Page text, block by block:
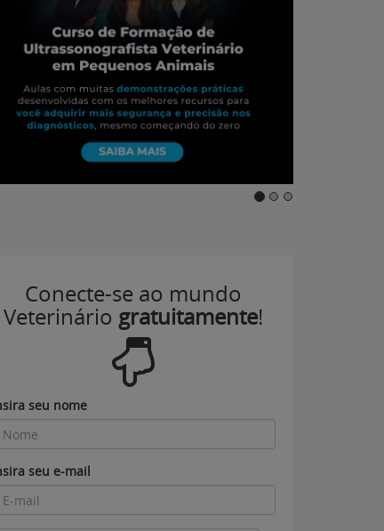
Conecte-se ao mundo
Veterinário gratuitamente!
seu nome
seu e-mail